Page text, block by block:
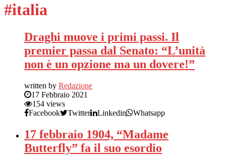
#italia
Draghi muove i primi passi. Il
premier passa dal Senato: “L’unità
non è un opzione ma un dovere!”
written by Redazione
17 Febbraio 2021
154 views
Facebook
Twitter Linkedin Whatsapp
17 febbraio 1904, “Madame
Butterfly” fa il suo esordio